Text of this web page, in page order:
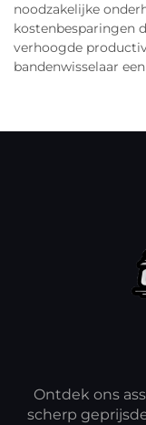
noodzakelijke
kostenbesparingen
verhoogde
bandenwisselaar
Ontdek ons
scherp